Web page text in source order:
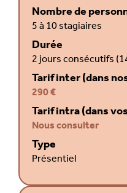
Nombre de
5 à 10 stagiaires
Durée
2 jours consécutifs
Tarif inter (dans
290 €
Tarif intra (dans
Nous consulter
Type
Présentiel